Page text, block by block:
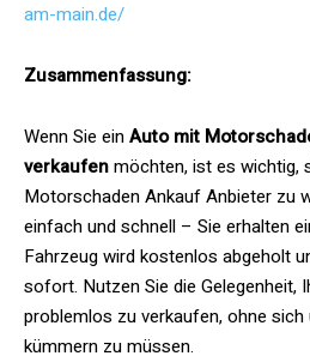
am-main.de/
Zusammenfassung:
Wenn Sie einAuto mit
verkaufenmöchten, ist es wichtig,
Motorschaden Ankauf Anbieter zu
einfach und schnell – Sie erhalten
Fahrzeug wird kostenlos abgeholt
sofort. Nutzen Sie die Gelegenheit,
problemlos zu verkaufen, ohne
kümmern zu müssen.